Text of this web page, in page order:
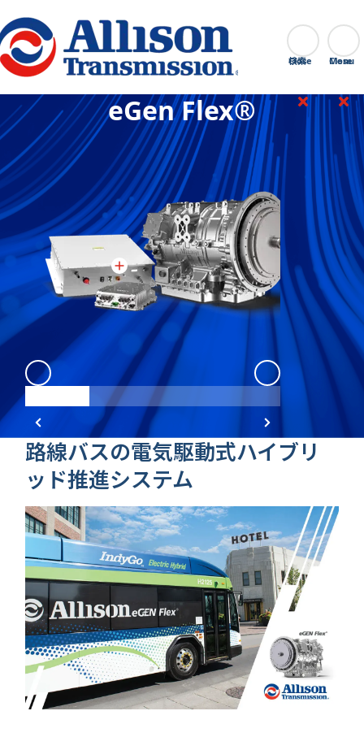
Go Home 検索
Close
eGen Flex®
eGen Flex eGen Flex
路線バスの電気駆動式ハイブリ
ッド推進システム